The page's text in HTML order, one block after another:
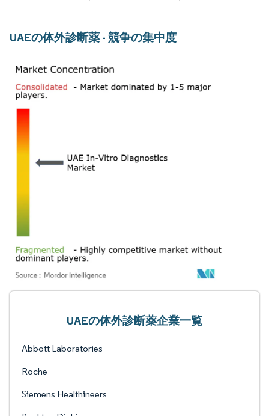
UAEの体外診断薬 - 競争の集中度
UAEの体外診断薬企業一覧
Abbott Laboratories
Roche
Siemens Healthineers